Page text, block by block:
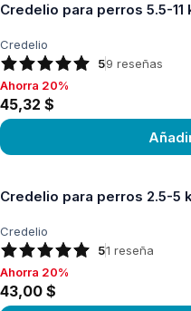
Credelio para perros 5.5-
Credelio
59 reseñas
Ahorra 20%, 45,32 $
Ahorra 20%
45,32 $
Credelio para perros 2.5-5
Credelio
51 reseña
Ahorra 20%, 43,00 $
Ahorra 20%
43,00 $